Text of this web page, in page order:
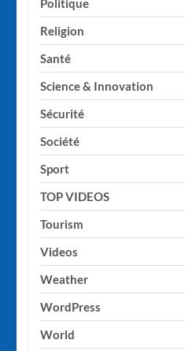
Politique
Religion
Santé
Science & Innovation
Sécurité
Société
Sport
TOP VIDEOS
Tourism
Videos
Weather
WordPress
World